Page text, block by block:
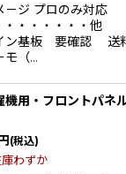
－ジ プロのみ対
・・・・・・・
ン基板 要確認 送
モ（…
機用・フロントパネ
円 (税込)
わずか